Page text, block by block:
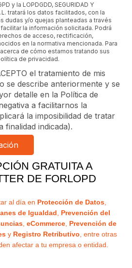
y la LOPDGDD, SEGURIDAD Y
tratará los datos facilitados, con la
dudas y/o quejas planteadas a través
la información solicitada. Podrá
de acceso, rectificación,
en la normativa mencionada. Para
de cómo estamos tratando sus
de privacidad.
el tratamiento de mis
se describe anteriormente y se
detalle en la Política de
a facilitarnos la
la imposibilidad de tratar
finalidad indicada).
GRATUITA A
DE FORLOPD
al día en Protección de Datos,
de Igualdad
Prevención del
, eCommerce, Prevención de
y Registro Retributivo , entre otras
afectar a tu empresa o entidad.